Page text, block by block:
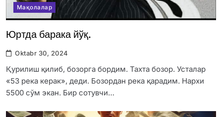
Мақолалар
Юртда барака йўқ.
Oktabr 30, 2024
Қурилиш қилиб, бозорга бордим. Тахта бозор. Усталар
«53 река керак», деди. Бозордан река қарадим. Нархи
5500 сўм экан. Бир сотувчи…